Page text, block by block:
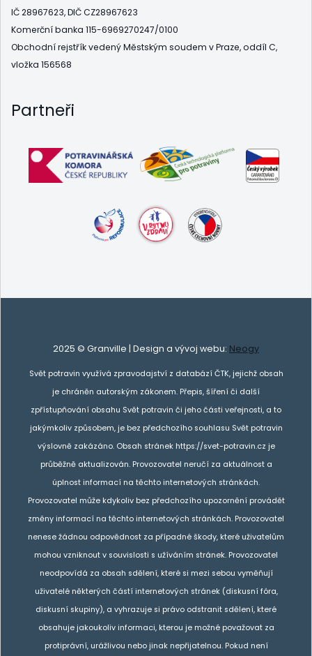
IČ 28967623, DIČ CZ28967623
Komerční banka 115-6969270247/0100
Obchodní rejstřík vedený Městským soudem v Praze, oddíl C,
vložka 156568
Partneři
2025 © Granville | Design a vývoj webu: Neogy
Svět potravin využívá zpravodajství z databází ČTK, jejichž obsah
je chráněn autorským zákonem. Přepis, šíření či další
zpřístupňování obsahu Svět potravin či jeho části veřejnosti, a to
jakýmkoliv způsobem, je bez předchozího souhlasu Svět potravin
výslovně zakázáno. Obsah stránek https://svet-potravin.cz je
průběžně aktualizován. Provozovatel neručí za aktuálnost a
úplnost informací na těchto internetových stránkách.
Provozovatel může kdykoliv bez předchozího upozornění provádět
změny informací na těchto internetových stránkách. Provozovatel
nenese žádnou odpovědnost za případné škody, které uživatelům
mohou vzniknout v souvislosti s užíváním stránek. Provozovatel
neodpovídá za obsah sdělení, které si mezi sebou vyměňují
uživatelé některých částí internetových stránek (diskusní fóra,
diskusní skupiny), a vyhrazuje si právo odstranit sdělení, které
obsahuje jakoukoliv informaci, kterou je možné považovat za
protiprávní, urážlivou nebo jinak nepřijatelnou. Pokud není